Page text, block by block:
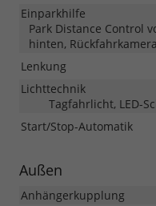
Einparkhilfe
Park Distance Control
hinten, Rückfahrkamera
Lenkung
Lichttechnik
Tagfahrlicht, LED-
Start/Stop-Automatik
Außen
Anhängerkupplung